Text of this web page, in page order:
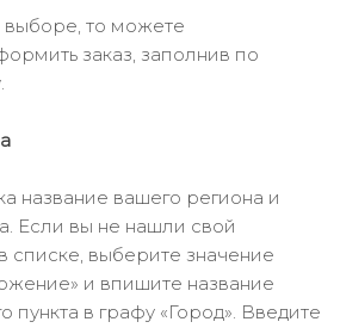
то можете
заказ, заполнив по
название вашего региона и
Если вы не нашли свой
списке, выберите значение
и впишите название
пункта в графу «Город». Введите